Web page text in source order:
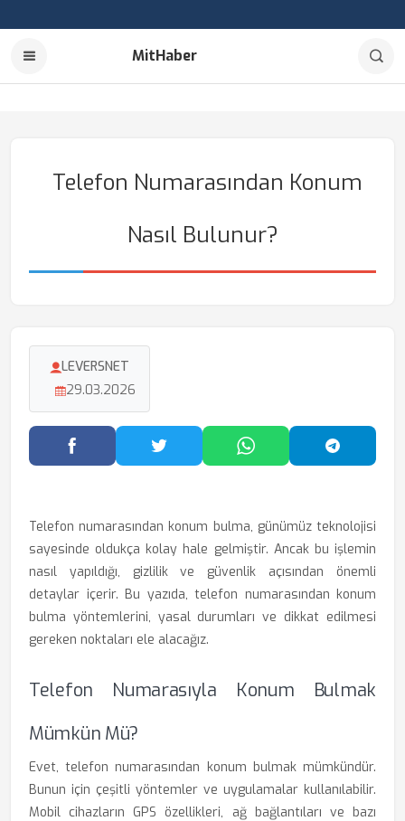
MitHaber
Telefon Numarasından Konum
Nasıl Bulunur?
LEVERSNET
29.03.2026
Facebook'ta PaylaşTwitter'da PaylaşWhatsApp'ta Paylaş
Telefon numarasından konum bulma, günümüz teknolojisi
sayesinde oldukça kolay hale gelmiştir. Ancak bu işlemin
nasıl yapıldığı, gizlilik ve güvenlik açısından önemli
detaylar içerir. Bu yazıda, telefon numarasından konum
bulma yöntemlerini, yasal durumları ve dikkat edilmesi
gereken noktaları ele alacağız.
Telefon Numarasıyla Konum Bulmak
Mümkün Mü?
Evet, telefon numarasından konum bulmak mümkündür.
Bunun için çeşitli yöntemler ve uygulamalar kullanılabilir.
Mobil cihazların GPS özellikleri, ağ bağlantıları ve bazı